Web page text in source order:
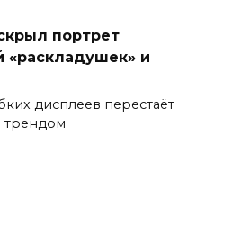
портрет
«раскладушек» и
дисплеев перестаёт